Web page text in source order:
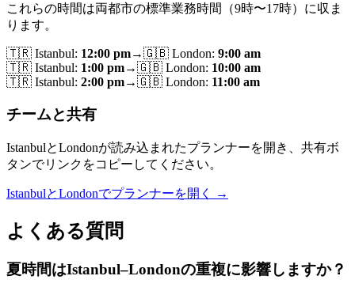
これらの時間は両都市の標準業務時間（9時〜17時）に収ま
ります。
🇹🇷 Istanbul: 12:00 pm→🇬🇧 London: 9:00 am
🇹🇷 Istanbul: 1:00 pm→🇬🇧 London: 10:00 am
🇹🇷 Istanbul: 2:00 pm→🇬🇧 London: 11:00 am
チームと共有
IstanbulとLondonが読み込まれたプランナーを開き、共有ボ
タンでリンクをコピーしてください。
IstanbulとLondonでプランナーを開く →
よくある質問
夏時間はIstanbul–Londonの重複に影響しますか？